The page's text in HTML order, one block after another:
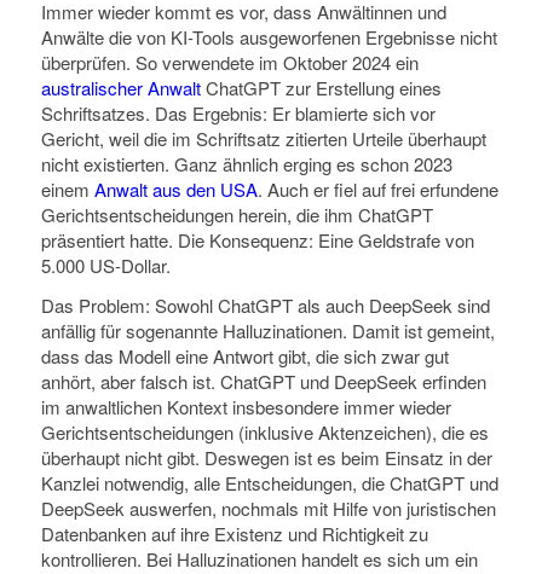
Immer wieder kommt es vor, dass Anwältinnen und
Anwälte die von KI-Tools ausgeworfenen Ergebnisse nicht
überprüfen. So verwendete im Oktober 2024 ein
australischer AnwaltChatGPT zur Erstellung eines
Schriftsatzes. Das Ergebnis: Er blamierte sich vor
Gericht, weil die im Schriftsatz zitierten Urteile überhaupt
nicht existierten. Ganz ähnlich erging es schon 2023
einem Anwalt aus den USA. Auch er fiel auf frei erfundene
Gerichtsentscheidungen herein, die ihm ChatGPT
präsentiert hatte. Die Konsequenz: Eine Geldstrafe von
5.000 US-Dollar.
Das Problem: Sowohl ChatGPT als auch DeepSeek sind
anfällig für sogenannte Halluzinationen. Damit ist gemeint,
dass das Modell eine Antwort gibt, die sich zwar gut
anhört, aber falsch ist. ChatGPT und DeepSeek erfinden
im anwaltlichen Kontext insbesondere immer wieder
Gerichtsentscheidungen (inklusive Aktenzeichen), die es
überhaupt nicht gibt. Deswegen ist es beim Einsatz in der
Kanzlei notwendig, alle Entscheidungen, die ChatGPT und
DeepSeek auswerfen, nochmals mit Hilfe von juristischen
Datenbanken auf ihre Existenz und Richtigkeit zu
kontrollieren. Bei Halluzinationen handelt es sich um ein